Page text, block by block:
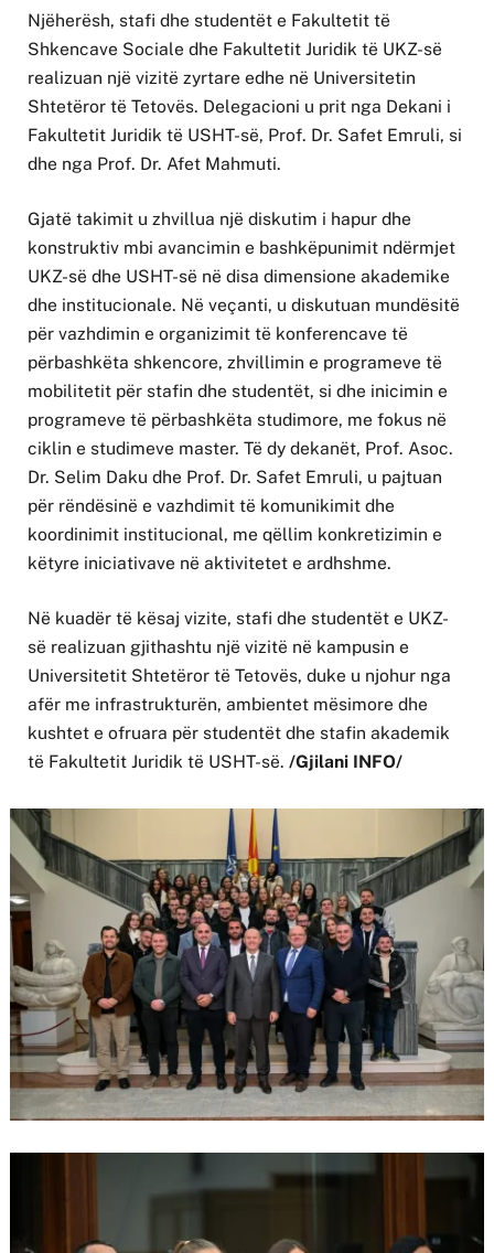
Njëherësh, stafi dhe studentët e Fakultetit të
Shkencave Sociale dhe Fakultetit Juridik të UKZ-së
realizuan një vizitë zyrtare edhe në Universitetin
Shtetëror të Tetovës. Delegacioni u prit nga Dekani i
Fakultetit Juridik të USHT-së, Prof. Dr. Safet Emruli, si
dhe nga Prof. Dr. Afet Mahmuti.
Gjatë takimit u zhvillua një diskutim i hapur dhe
konstruktiv mbi avancimin e bashkëpunimit ndërmjet
UKZ-së dhe USHT-së në disa dimensione akademike
dhe institucionale. Në veçanti, u diskutuan mundësitë
për vazhdimin e organizimit të konferencave të
përbashkëta shkencore, zhvillimin e programeve të
mobilitetit për stafin dhe studentët, si dhe inicimin e
programeve të përbashkëta studimore, me fokus në
ciklin e studimeve master. Të dy dekanët, Prof. Asoc.
Dr. Selim Daku dhe Prof. Dr. Safet Emruli, u pajtuan
për rëndësinë e vazhdimit të komunikimit dhe
koordinimit institucional, me qëllim konkretizimin e
këtyre iniciativave në aktivitetet e ardhshme.
Në kuadër të kësaj vizite, stafi dhe studentët e UKZ-
së realizuan gjithashtu një vizitë në kampusin e
Universitetit Shtetëror të Tetovës, duke u njohur nga
afër me infrastrukturën, ambientet mësimore dhe
kushtet e ofruara për studentët dhe stafin akademik
të Fakultetit Juridik të USHT-së. /Gjilani INFO/